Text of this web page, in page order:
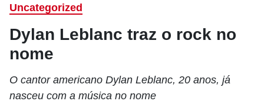
Uncategorized
Dylan Leblanc traz o rock no
nome
O cantor americano Dylan Leblanc, 20 anos, já
nasceu com a música no nome